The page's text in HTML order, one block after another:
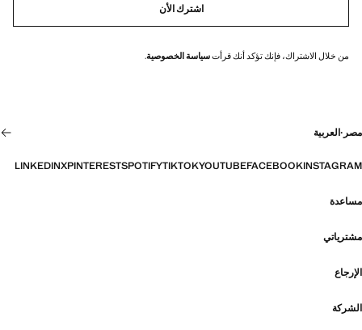
اشترك الأن
من خلال الاشتراك، فإنك تؤكد أنك قرأتسياسة الخصوصية.
مصر ·العربية
INSTAGRAM
FACEBOOK
YOUTUBE
TIKTOK
SPOTIFY
PINTEREST
X
LINKEDIN
مساعدة
مشترياتي
الإرجاع
الشركة